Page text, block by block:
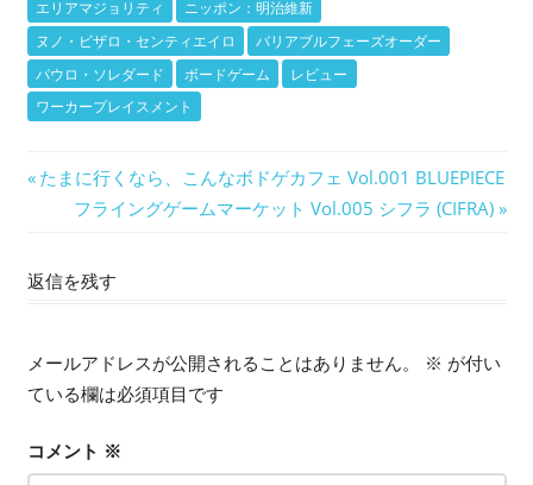
エリアマジョリティ
ニッポン：明治維新
ヌノ・ビザロ・センティエイロ
バリアブルフェーズオーダー
パウロ・ソレダード
ボードゲーム
レビュー
ワーカープレイスメント
投
ナ
ゲ
ー
シ
前
事:
たまに行くなら、こんなボドゲカフェ Vol.001 BLUEPIECE
次
事:
フライングゲームマーケット Vol.005 シフラ (CIFRA)
返信を残す
メールアドレスが公開されることはありません。 ※ が付い
ている欄は必須項目です
コメント ※